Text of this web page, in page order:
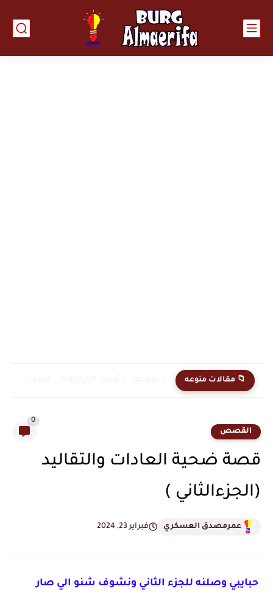
📁 مقالات منوعه
القصص
0
قصة ضحية العادات والتقاليد
(الجزءالثاني )
عمرمصدق العسكري فبراير 23, 2024
حبايبي وصلنه للجزء الثاني ونشوف شنو الي صار